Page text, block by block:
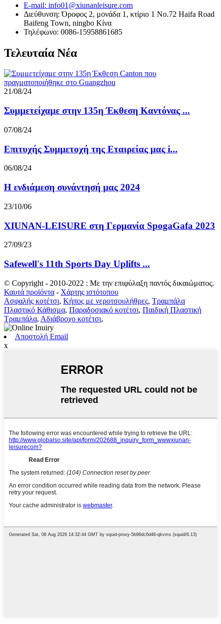
E-mail: info01@xiunanleisure.com
Διεύθυνση: Όροφος 2, μονάδα 1, κτίριο 1 No.72 Haifa Road
Baifeng Town, ningbo Κίνα
Τηλέφωνο: 0086-15958861685
Τελευταία Νέα
21/08/24
Συμμετείχαμε στην 135η Έκθεση Καντόνας ...
07/08/24
Επιτυχής Συμμετοχή της Εταιρείας μας i...
06/08/24
Η ενδιάμεση συνάντησή μας 2024
23/10/06
XIUNAN-LEISURE στη Γερμανία SpogaGafa 2023
27/09/23
Safewell's 11th Sports Day Uplifts ...
© Copyright - 2010-2022 : Με την επιφύλαξη παντός δικαιώματος.
Καυτά προϊόντα - Χάρτης ιστότοπου
Ασφαλής κοτέτσι, Κήπος με νεροτσουλήθρες, Τραμπάλα
Πλαστικό Κάθισμα, Παραδοσιακό κοτέτσι, Παιδική Πλαστική
Τραμπάλα, Αδιάβροχο κοτέτσι,
Αποστολή Email
x